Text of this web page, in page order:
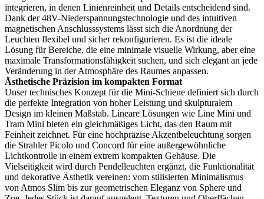
integrieren, in denen Linienreinheit und Details entscheidend sind.
Dank der 48V-Niederspannungstechnologie und des intuitiven
magnetischen Anschlusssystems lässt sich die Anordnung der
Leuchten flexibel und sicher rekonfigurieren. Es ist die ideale
Lösung für Bereiche, die eine minimale visuelle Wirkung, aber eine
maximale Transformationsfähigkeit suchen, und sich elegant an jede
Veränderung in der Atmosphäre des Raumes anpassen.
Ästhetische Präzision im kompakten Format
Unser technisches Konzept für die Mini-Schiene definiert sich durch
die perfekte Integration von hoher Leistung und skulpturalem
Design im kleinen Maßstab. Lineare Lösungen wie Line Mini und
Tram Mini bieten ein gleichmäßiges Licht, das den Raum mit
Feinheit zeichnet. Für eine hochpräzise Akzentbeleuchtung sorgen
die Strahler Picolo und Concord für eine außergewöhnliche
Lichtkontrolle in einem extrem kompakten Gehäuse. Die
Vielseitigkeit wird durch Pendelleuchten ergänzt, die Funktionalität
und dekorative Ästhetik vereinen: vom stilisierten Minimalismus
von Atmos Slim bis zur geometrischen Eleganz von Sphere und